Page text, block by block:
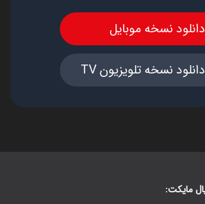
دانلود نسخه موبایل
دانلود نسخه تلویزیون TV
مایکت: